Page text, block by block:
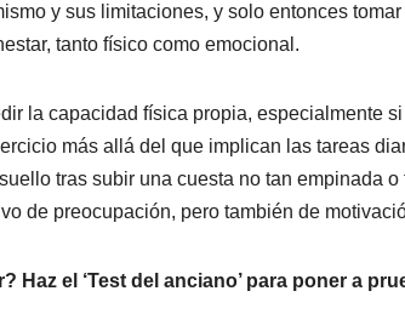
y sus limitaciones, y solo entonces
tanto físico como emocional.
la capacidad física propia, especialmente
más allá del que implican las tareas
tras subir una cuesta no tan empinada
de preocupación, pero también de
Haz el ‘Test del anciano’ para poner a